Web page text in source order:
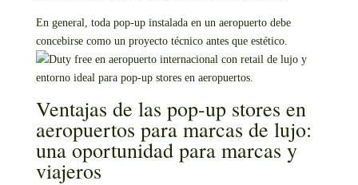
En general, toda pop-up instalada en un aeropuerto debe
concebirse como un proyecto técnico antes que estético.
Ventajas de las pop-up stores en
aeropuertos para marcas de lujo:
una oportunidad para marcas y
viajeros